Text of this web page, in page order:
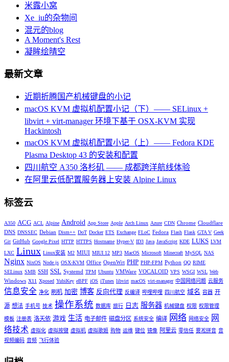
米露小窝
Xe_iu的杂物间
混元的blog
A Moment's Rest
凝眸绘晴空
最新文章
近期折腾国产机械键盘的小记
macOS KVM 虚拟机配置小记（下）—— SELinux +
libvirt + virt-manager 环境下基于 OSX-KVM 实现
Hackintosh
macOS KVM 虚拟机配置小记（上）—— Fedora KDE
Plasma Desktop 43 的安装和配置
四川航空 A350 洛杉矶 —— 成都跨洋航线体验
在阿里云低配置服务器上安装 Alpine Linux
标签云
A350 ACG ACL Alpine Android App Store Apple Arch Linux Azure CDN Chrome Cloudflare
DNS DNSSEC Debian Dism++ DoT Docker ETS Exchange FLoC Fedora Flash Flask GTA V Geek
Git GitHub Google Pixel HTTP HTTPS Hostname Hyper-V ID3 Java JavaScript KDE LUKS LVM
LXC Linux Linux安装 M2 MIUI MIUI 12 MP3 MacOS Microsoft Minecraft MySQL NAS
Nginx NixOS Node.js OSX-KVM Office OpenWrt PHP PHP-FPM Python QQ RIME
SELinux SMB SSH SSL Systemd TPM Ubuntu VMWare VOCALOID VPS WSGI WSL Web
Windows X11 Xposed YubiKey eBPF iOS iTunes libvirt macOS virt-manager 中国网络问题 云服务
信息安全 净化 刷机 加密 博客 反向代理 反编译 哔哩哔哩 四川航空 域名 容器 开
源 想法 手机号 技术 操作系统 数据库 旅行 日志 服务器 机械键盘 权限 权限管理
模板 注册表 洛天依 游戏 生活 电子邮件 磁盘分区 系统安全 编译 网络 网络安全 网
络技术 虚拟化 虚拟按键 虚拟机 虚拟歌姬 购物 运维 键位 镜像 阿里云 零信任 雾凇拼音 音
视频编码 音频 飞行体验